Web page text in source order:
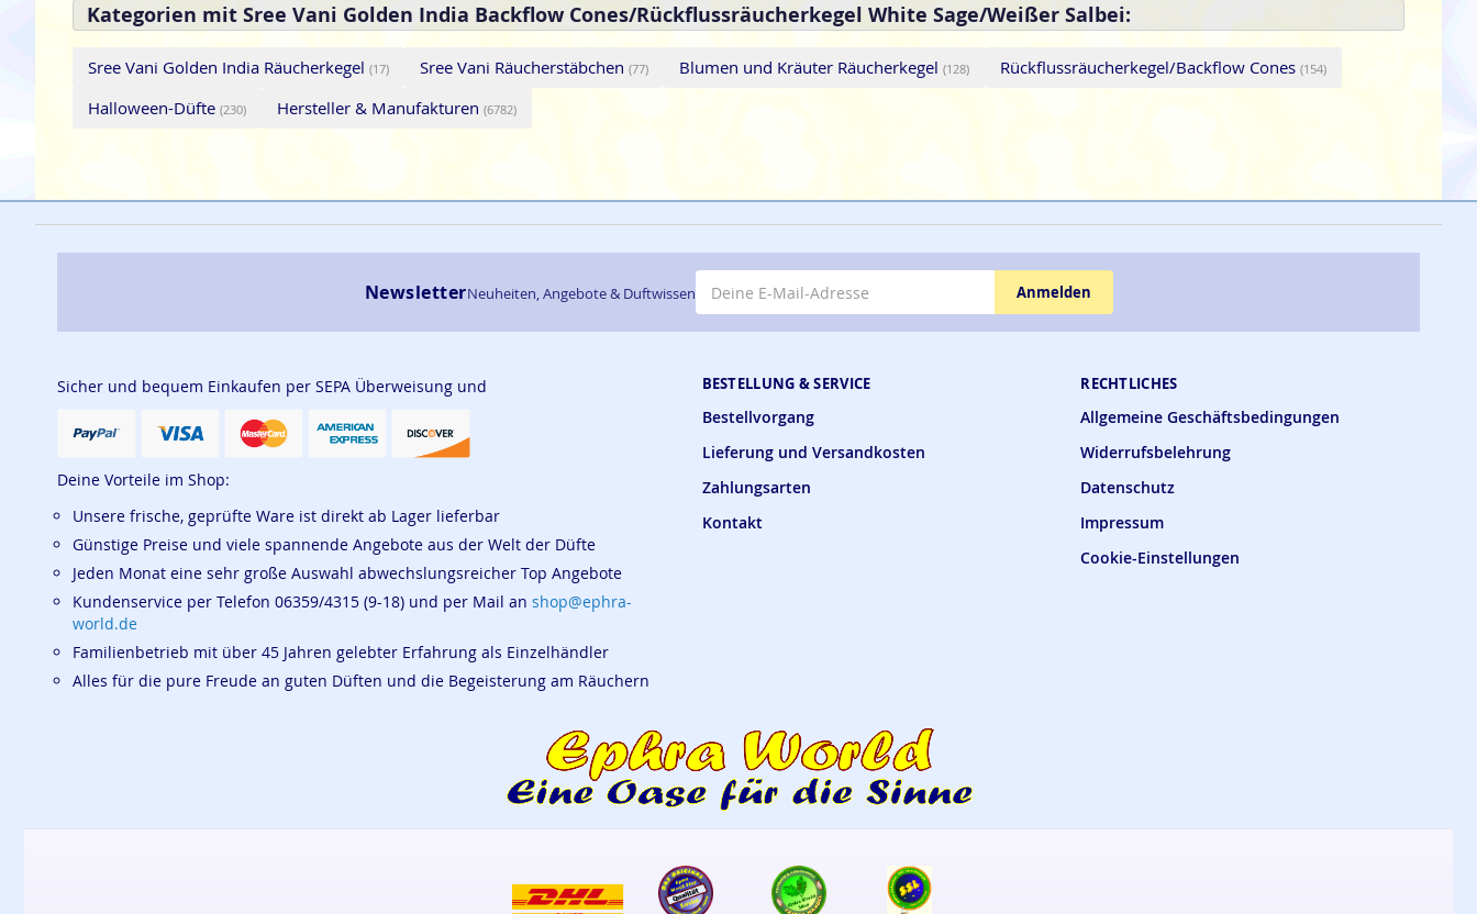
Kategorien mit Sree Vani Golden India Backflow Cones/Rückflussräucherkegel White Sage/Weißer Salbei:
Sree Vani Golden India Räucherkegel (17) Sree Vani Räucherstäbchen (77) Blumen und Kräuter Räucherkegel (128) Rückflussräucherkegel/Backflow Cones (154)
Halloween-Düfte (230) Hersteller & Manufakturen (6782)
BESTELLUNG & SERVICE
Bestellvorgang
Lieferung und Versandkosten
Zahlungsarten
Kontakt
RECHTLICHES
Allgemeine Geschäftsbedingungen
Widerrufsbelehrung
Datenschutz
Impressum
Cookie-Einstellungen
NewsletterNeuheiten, Angebote & Duftwissen Anmelden
Sicher und bequem Einkaufen per SEPA Überweisung und
Deine Vorteile im Shop:
Unsere frische, geprüfte Ware ist direkt ab Lager lieferbar
Günstige Preise und viele spannende Angebote aus der Welt der Düfte
Jeden Monat eine sehr große Auswahl abwechslungsreicher Top Angebote
Kundenservice per Telefon 06359/4315 (9-18) und per Mail an shop@ephra-
world.de
Familienbetrieb mit über 45 Jahren gelebter Erfahrung als Einzelhändler
Alles für die pure Freude an guten Düften und die Begeisterung am Räuchern